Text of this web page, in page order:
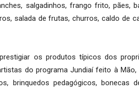
salgadinhos, frango frito, pães,
salada de frutas, churros, caldo de
os produtos típicos dos
do programa Jundiaí feito à
brinquedos pedagógicos, bonecas